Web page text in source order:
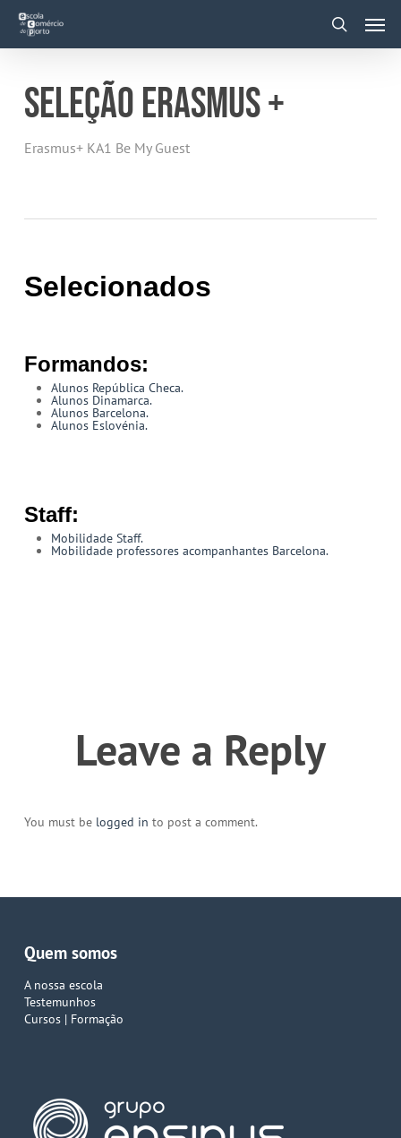
main
SELEÇÃO ERASMUS +
Erasmus+ KA1 Be My Guest
Selecionados
Formandos:
Alunos República Checa.
Alunos Dinamarca.
Alunos Barcelona.
Alunos Eslovénia.
Staff:
Mobilidade Staff.
Mobilidade professores acompanhantes Barcelona.
Leave a Reply
You must be logged in to post a comment.
Quem somos
A nossa escola
Testemunhos
Cursos | Formação